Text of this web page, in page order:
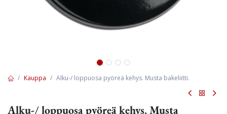
Kauppa Alku-/ loppuosa pyöreä kehys. Musta bakeliitti.
Alku-/ loppuosa pyöreä kehys. Musta